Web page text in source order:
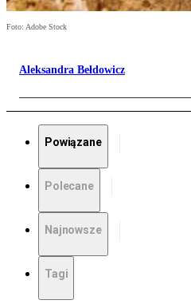
Foto: Adobe Stock
Aleksandra Bełdowicz
Powiązane
Polecane
Najnowsze
Tagi